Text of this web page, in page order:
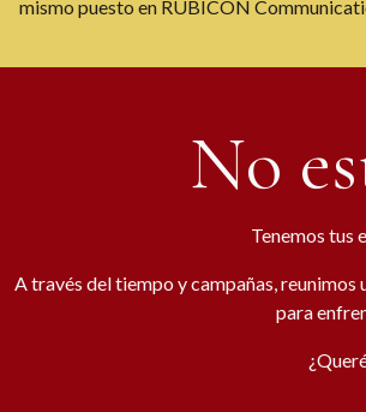
mismo puesto en RUBICON
No
Tenemos tus
A través del tiempo y campañas,
para